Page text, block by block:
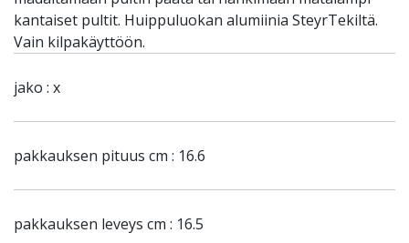
kantaiset pultit. Huippuluokan alumiinia SteyrTekiltä.
Vain kilpakäyttöön.
jako : x
pakkauksen pituus cm : 16.6
pakkauksen leveys cm : 16.5